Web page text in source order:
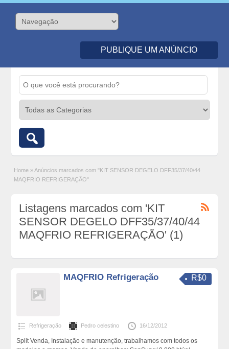
PUBLIQUE UM ANÚNCIO
Home » Anúncios marcados com "KIT SENSOR DEGELO DFF35/37/40/44
MAQFRIO REFRIGERAÇÃO"
Listagens marcados com 'KIT
SENSOR DEGELO DFF35/37/40/44
MAQFRIO REFRIGERAÇÃO' (1)
R$0
MAQFRIO Refrigeração
Refrigeração Pedro celestino 16/12/2012
Split Venda, Instalação e manutenção, trabalhamos com todos os